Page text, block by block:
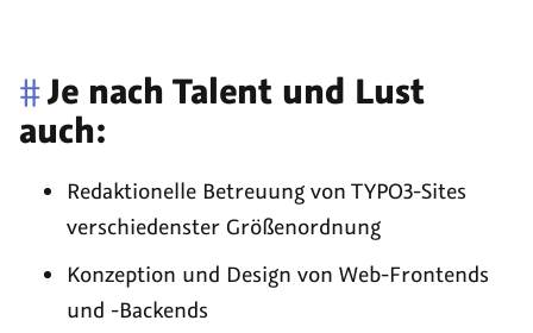
#Je nach Talent und Lust
auch:
Redaktionelle Betreuung von TYPO3-Sites
verschiedenster Größenordnung
Konzeption und Design von Web-Frontends
und -Backends